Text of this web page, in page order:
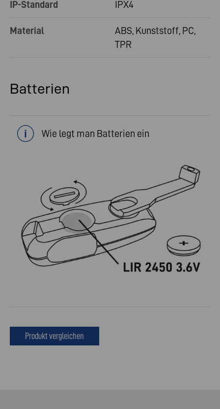
IP-Standard IPX4
Material
ABS, Kunststoff, PC,
TPR
Batterien
Wie legt man Batterien ein
Produkt vergleichen